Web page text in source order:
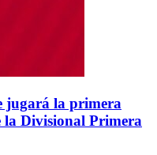
jugará la primera
la Divisional Primera